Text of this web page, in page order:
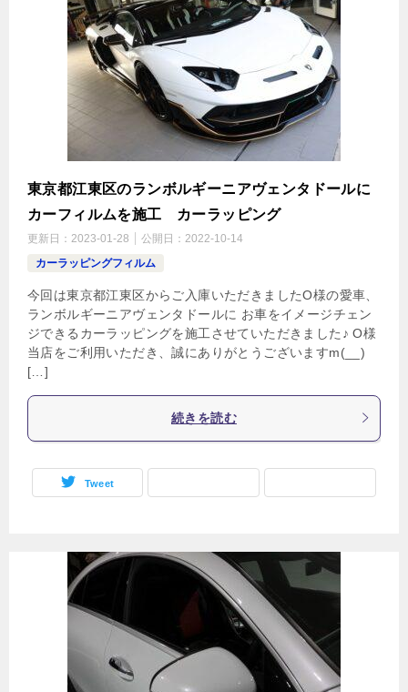
東京都江東区のランボルギーニアヴェンタドールに
カーフィルムを施工 カーラッピング
更新日： 2023-01-28 公開日： 2022-10-14
カーラッピングフィルム
今回は東京都江東区からご入庫いただきましたO様の愛車、
ランボルギーニアヴェンタドールに お車をイメージチェン
ジできるカーラッピングを施工させていただきました♪ O様
当店をご利用いただき、誠にありがとうございますm(__)
[…]
続きを読む
Tweet